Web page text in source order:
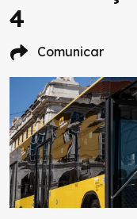
4
Comunicar